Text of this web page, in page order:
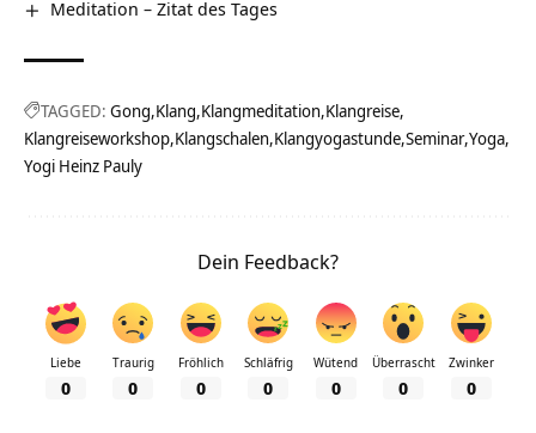
Meditation – Zitat des Tages
TAGGED: Gong Klang Klangmeditation Klangreise
Klangreiseworkshop Klangschalen Klangyogastunde Seminar Yoga
Yogi Heinz Pauly
Dein Feedback?
Liebe
0
Traurig
0
Fröhlich
0
Schläfrig
0
Wütend
0
Überrascht
0
Zwinker
0